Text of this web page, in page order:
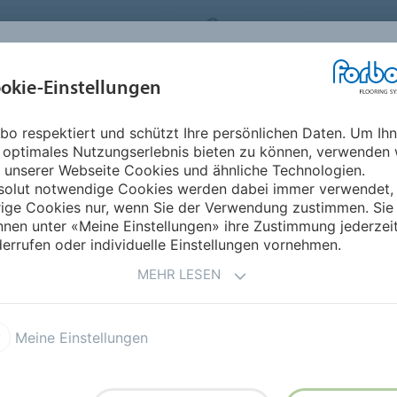
FLOORING SYSTEMS AUSTRIA
EINSATZBEREICHE NACHHALTIGKEIT
Einstellungen
respektiert und schützt Ihre persönlichen Daten. Um
Nutzungserlebnis bieten zu können, verwenden
unserer Webseite Cookies und ähnliche Technologien.
notwendige Cookies werden dabei immer verwendet,
Cookies nur, wenn Sie der Verwendung zustimmen. Sie
unter «Meine Einstellungen» ihre Zustimmung
oder individuelle Einstellungen vornehmen.
MEHR LESEN
Meine Einstellungen